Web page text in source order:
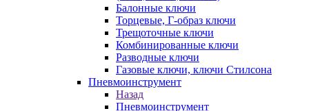
Балонные ключи
Торцевые, Г-образ ключи
Трещоточные ключи
Комбинированные ключи
Разводные ключи
Газовые ключи, ключи Стилсона
Пневмоинструмент
Назад
Пневмоинструмент